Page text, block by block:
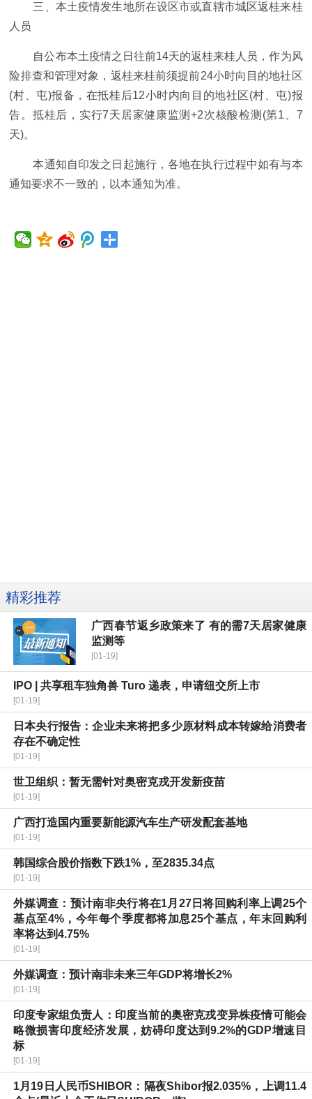
三、本土疫情发生地所在设区市或直辖市城区返桂来桂
人员
自公布本土疫情之日往前14天的返桂来桂人员，作为风
险排查和管理对象，返桂来桂前须提前24小时向目的地社区
(村、屯)报备，在抵桂后12小时内向目的地社区(村、屯)报
告。抵桂后，实行7天居家健康监测+2次核酸检测(第1、7
天)。
本通知自印发之日起施行，各地在执行过程中如有与本
通知要求不一致的，以本通知为准。
精彩推荐
广西春节返乡政策来了 有的需7天居家健康
监测等
[01-19]
IPO | 共享租车独角兽 Turo 递表，申请纽交所上市
[01-19]
日本央行报告：企业未来将把多少原材料成本转嫁给消费者
存在不确定性
[01-19]
世卫组织：暂无需针对奥密克戎开发新疫苗
[01-19]
广西打造国内重要新能源汽车生产研发配套基地
[01-19]
韩国综合股价指数下跌1%，至2835.34点
[01-19]
外媒调查：预计南非央行将在1月27日将回购利率上调25个
基点至4%，今年每个季度都将加息25个基点，年末回购利
率将达到4.75%
[01-19]
外媒调查：预计南非未来三年GDP将增长2%
[01-19]
印度专家组负责人：印度当前的奥密克戎变异株疫情可能会
略微损害印度经济发展，妨碍印度达到9.2%的GDP增速目
标
[01-19]
1月19日人民币SHIBOR：隔夜Shibor报2.035%，上调11.4